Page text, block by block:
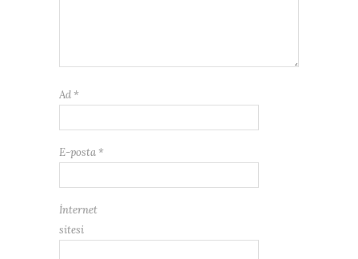
Ad *
E-posta *
İnternet
sitesi